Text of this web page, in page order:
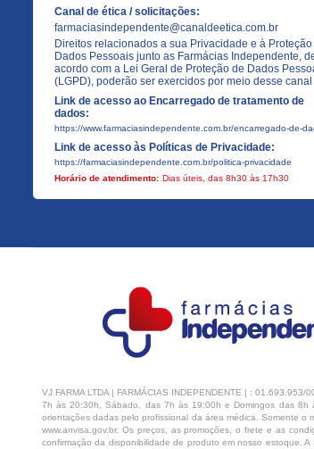
Canal de ética / solicitações:
farmaciasindependente@canaldeetica.com.br
Direitos relacionados a sua Privacidade e à Proteção
Dados Pessoais junto as Farmácias Independente,
acordo com a Lei Geral de Proteção de Dados
(LGPD), poderão ser exercidos por meio desse canal
Link de acesso ao Encarregado de tratamento de
dados:
https://www.farmaciasindependente.com.br/encarregado-de-
Link de acesso às Políticas de Privacidade:
https://farmaciasindependente.com.br/politica-privacidade
Horário de atendimento: Dias úteis, das 8h30 às 17h30
VJ FARMA LTDA | FARMÁCIAS INDEPENDENTE | :
7h às 20:30h, Sábado, das 7h às 19:00h e Domingos das 8h
orientações dadas pelo profissional da área médica. Somente o
www.anvisa.gov.br. Os preços, as promoções, o frete e as
confirmação da disponibilidade de produto em nosso estoque.